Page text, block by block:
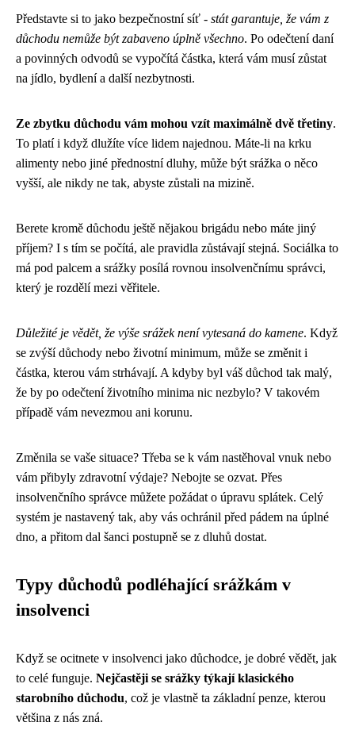
Představte si to jako bezpečnostní síť - stát garantuje, že vám z
důchodu nemůže být zabaveno úplně všechno. Po odečtení daní
a povinných odvodů se vypočítá částka, která vám musí zůstat
na jídlo, bydlení a další nezbytnosti.
Ze zbytku důchodu vám mohou vzít maximálně dvě třetiny.
To platí i když dlužíte více lidem najednou. Máte-li na krku
alimenty nebo jiné přednostní dluhy, může být srážka o něco
vyšší, ale nikdy ne tak, abyste zůstali na mizině.
Berete kromě důchodu ještě nějakou brigádu nebo máte jiný
příjem? I s tím se počítá, ale pravidla zůstávají stejná. Sociálka to
má pod palcem a srážky posílá rovnou insolvenčnímu správci,
který je rozdělí mezi věřitele.
Důležité je vědět, že výše srážek není vytesaná do kamene. Když
se zvýší důchody nebo životní minimum, může se změnit i
částka, kterou vám strhávají. A kdyby byl váš důchod tak malý,
že by po odečtení životního minima nic nezbylo? V takovém
případě vám nevezmou ani korunu.
Změnila se vaše situace? Třeba se k vám nastěhoval vnuk nebo
vám přibyly zdravotní výdaje? Nebojte se ozvat. Přes
insolvenčního správce můžete požádat o úpravu splátek. Celý
systém je nastavený tak, aby vás ochránil před pádem na úplné
dno, a přitom dal šanci postupně se z dluhů dostat.
Typy důchodů podléhající srážkám v
insolvenci
Když se ocitnete v insolvenci jako důchodce, je dobré vědět, jak
to celé funguje. Nejčastěji se srážky týkají klasického
starobního důchodu, což je vlastně ta základní penze, kterou
většina z nás zná.